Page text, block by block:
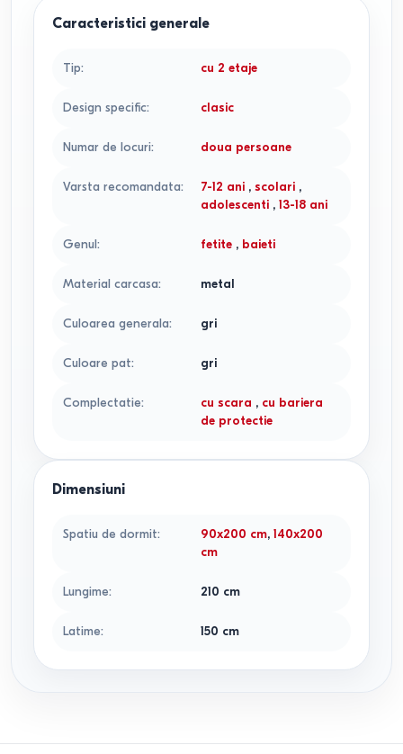
Caracteristici generale
Tip: cu 2 etaje
Design specific: clasic
Numar de locuri: doua persoane
Varsta recomandata: 7-12 ani , scolari ,
adolescenti , 13-18 ani
Genul: fetite , baieti
Material carcasa: metal
Culoarea generala: gri
Culoare pat: gri
Complectatie: cu scara , cu bariera
de protectie
Dimensiuni
Spatiu de dormit: 90x200 cm, 140x200
cm
Lungime: 210 cm
Latime: 150 cm